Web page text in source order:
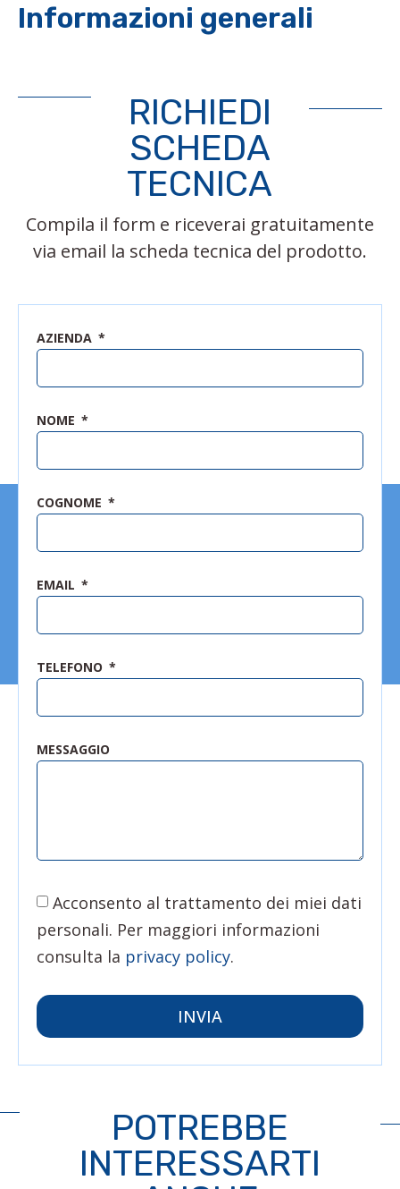
Informazioni generali
RICHIEDI
SCHEDA
TECNICA
Compila il form e riceverai gratuitamente
via email la scheda tecnica del prodotto.
AZIENDA
NOME
COGNOME
EMAIL
TELEFONO
MESSAGGIO
Acconsento al trattamento dei miei dati
personali. Per maggiori informazioni
consulta la privacy policy.
INVIA
POTREBBE
INTERESSARTI